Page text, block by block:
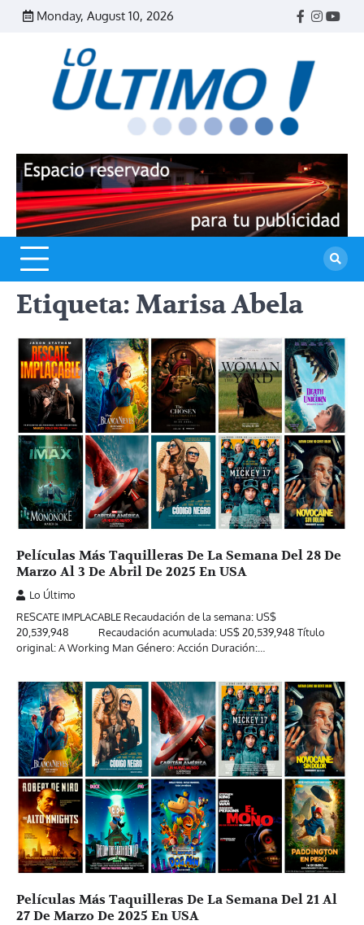
Skip
Monday, August 10, 2026
Facebook
Etiqueta: Marisa Abela
Películas Más Taquilleras De La Semana Del 28 De
Marzo Al 3 De Abril De 2025 En USA
Lo Último
RESCATE IMPLACABLE Recaudación de la semana: US$
20,539,948 Recaudación acumulada: US$ 20,539,948 Título
original: A Working Man Género: Acción Duración:…
Películas Más Taquilleras De La Semana Del 21 Al
27 De Marzo De 2025 En USA